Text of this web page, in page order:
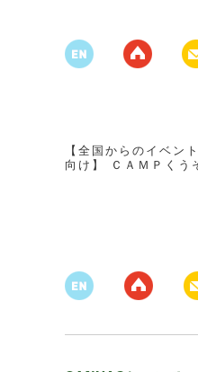
【全国からのイベ
向け】 ＣＡＭＰくう